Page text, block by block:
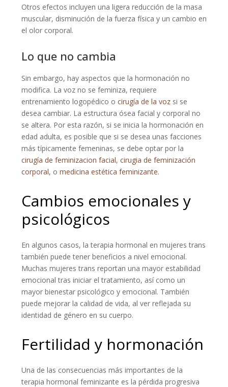
Otros efectos incluyen una ligera reducción de la masa
muscular, disminución de la fuerza física y un cambio en
el olor corporal.
Lo que no cambia
Sin embargo, hay aspectos que la hormonación no
modifica. La voz no se feminiza, requiere
entrenamiento logopédico o cirugía de la voz si se
desea cambiar. La estructura ósea facial y corporal no
se altera. Por esta razón, si se inicia la hormonación en
edad adulta, es posible que si se desea unas facciones
más típicamente femeninas, se debe optar por la
cirugía de feminizacion facial, cirugia de feminización
corporal, o medicina estética feminizante.
Cambios emocionales y
psicológicos
En algunos casos, la terapia hormonal en mujeres trans
también puede tener beneficios a nivel emocional.
Muchas mujeres trans reportan una mayor estabilidad
emocional tras iniciar el tratamiento, así como un
mayor bienestar psicológico y emocional. También
puede mejorar la calidad de vida, al ver reflejada su
identidad de género en su cuerpo.
Fertilidad y hormonación
Una de las consecuencias más importantes de la
terapia hormonal feminizante es la pérdida progresiva